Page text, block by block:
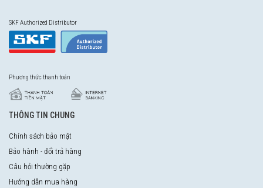
SKF Authorized Distributor
Phương thức thanh toán
THÔNG TIN CHUNG
Chính sách bảo mật
Bảo hành - đổi trả hàng
Câu hỏi thường gặp
Hướng dẫn mua hàng